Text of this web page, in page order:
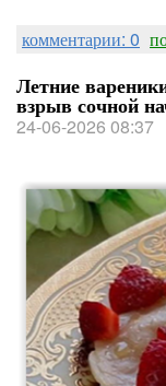
комментарии: 0
Летние
взрыв сочной
24-06-2026 08:37